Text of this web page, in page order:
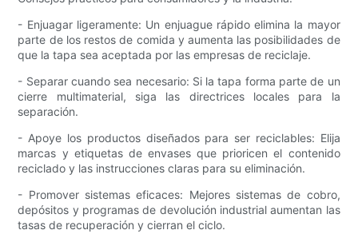
- Enjuagar ligeramente: Un enjuague rápido elimina la mayor
parte de los restos de comida y aumenta las posibilidades de
que la tapa sea aceptada por las empresas de reciclaje.
- Separar cuando sea necesario: Si la tapa forma parte de un
cierre multimaterial, siga las directrices locales para la
separación.
- Apoye los productos diseñados para ser reciclables: Elija
marcas y etiquetas de envases que prioricen el contenido
reciclado y las instrucciones claras para su eliminación.
- Promover sistemas eficaces: Mejores sistemas de cobro,
depósitos y programas de devolución industrial aumentan las
tasas de recuperación y cierran el ciclo.